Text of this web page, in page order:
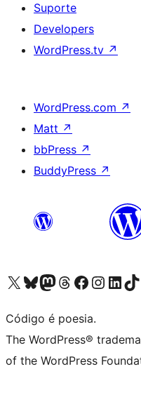
Suporte
Developers
WordPress.tv ↗
WordPress.com ↗
Matt ↗
bbPress ↗
BuddyPress ↗
Visite a nossa conta X (antigo Twitter)
Visit our Bluesky account
Visit our Mastodon account
Visit our Threads account
Visite a nossa página do
Visite a nossa
Visite a nossa
Visit
Código é poesia.
The WordPress®
of the WordPress